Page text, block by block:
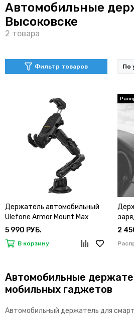
Автомобильные
Высоковске
Фильтр товаров
Держатель автомобильный
Ulefone Armor Mount Max
5 990 РУБ.
В корзину
2
Автомобильные
мобильных гаджетов
Автомобильный держатель для